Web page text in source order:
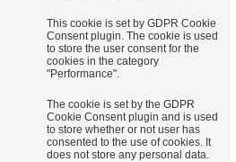
This cookie is set by GDPR Cookie
Consent plugin. The cookie is used
to store the user consent for the
cookies in the category
"Performance".
The cookie is set by the GDPR
Cookie Consent plugin and is used
to store whether or not user has
consented to the use of cookies. It
does not store any personal data.